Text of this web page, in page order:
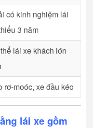
có kinh nghiệm lái
3 năm
lái xe khách lớn
rơ-moóc, xe đầu kéo
lái xe gồm